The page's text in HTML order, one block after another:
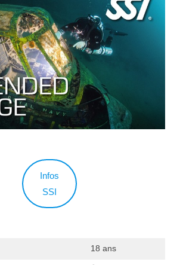
Infos
SSI
18 ans